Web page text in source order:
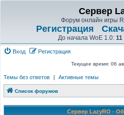
Сервер
Форум онлайн игры
Регистрация
До начала WoE 1.0: 11
Вход Регистрация
Текущее время: 06
Темы без ответов | Активные темы
Список форумов
Сервер LazyRO -